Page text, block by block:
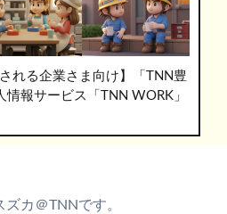
れる企業さま向け】「TNN豊
報サービス「TNN WORK」
カ＠TNNです。